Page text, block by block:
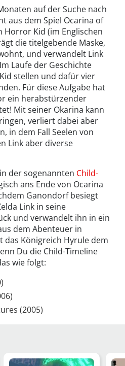
auf der Suche nach
aus dem Spiel Ocarina of
Horror Kid (im Englischen
die titelgebende Maske,
und verwandelt Link
Laufe der Geschichte
stellen und dafür vier
Für diese Aufgabe hat
ein herabstürzender
Mit seiner Okarina kann
verliert dabei aber
in dem Fall Seelen von
Link aber diverse
der sogenannten Child-
ans Ende von Ocarina
Ganondorf besiegt
Link in seine
und verwandelt ihn in ein
dem Abenteuer in
das Königreich Hyrule dem
Du die Child-Timeline
wie folgt:
(2005)